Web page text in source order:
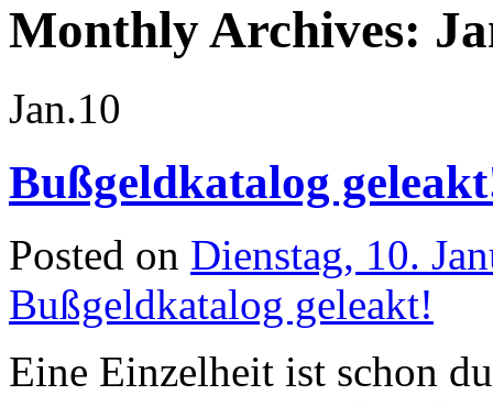
Monthly Archives:
Jan.10
Bußgeldkatalog
Posted on Dienstag, 10.
Bußgeldkatalog geleakt!
Eine Einzelheit ist schon